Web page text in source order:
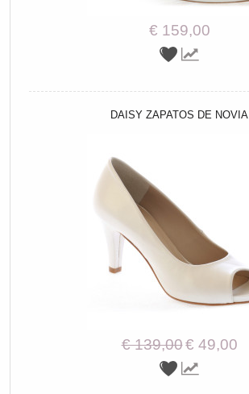
€ 159,00
DAISY ZAPATOS DE NOVIA
€ 139,00€ 49,00